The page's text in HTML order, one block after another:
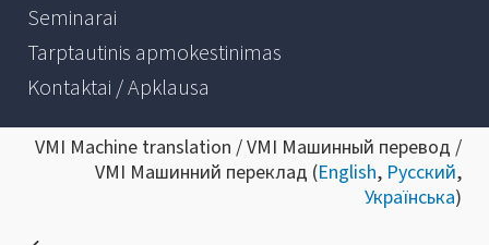
Seminarai
Tarptautinis apmokestinimas
Kontaktai / Apklausa
VMI Machine translation / VMI Машинный перевод /
VMI Машинний переклад (English, Русский,
Українська)